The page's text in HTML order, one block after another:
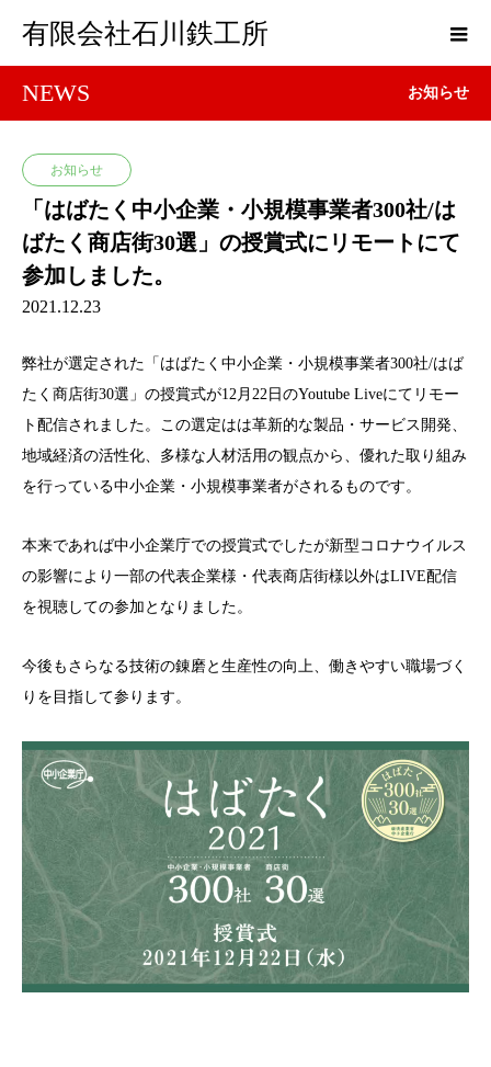
有限会社石川鉄工所
NEWS お知らせ
お知らせ
「はばたく中小企業・小規模事業者300社/は
ばたく商店街30選」の授賞式にリモートにて
参加しました。
2021.12.23
弊社が選定された「はばたく中小企業・小規模事業者300社/はば
たく商店街30選」の授賞式が12月22日のYoutube Liveにてリモー
ト配信されました。この選定はは革新的な製品・サービス開発、
地域経済の活性化、多様な人材活用の観点から、優れた取り組み
を行っている中小企業・小規模事業者がされるものです。
本来であれば中小企業庁での授賞式でしたが新型コロナウイルス
の影響により一部の代表企業様・代表商店街様以外はLIVE配信
を視聴しての参加となりました。
今後もさらなる技術の錬磨と生産性の向上、働きやすい職場づく
りを目指して参ります。